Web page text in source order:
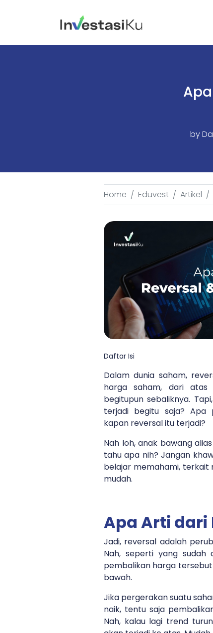
by
Home Eduvest Artikel
Daftar Isi
Dalam dunia saham,
harga saham, dari
begitupun sebaliknya.
terjadi begitu saja? Apa
kapan reversal itu terjadi?
Nah loh, anak bawang
tahu apa nih? Jangan
belajar memahami, terkait
mudah.
Apa Arti dari
Jadi, reversal adalah
Nah, seperti yang sudah
pembalikan harga
bawah.
Jika pergerakan suatu
naik, tentu saja
Nah, kalau lagi trend